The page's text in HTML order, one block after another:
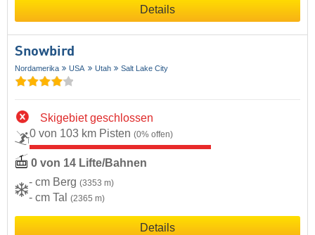
Details
Snowbird
Nordamerika USA Utah Salt Lake City
Skigebiet geschlossen
0 von 103 km Pisten (0% offen)
0 von 14 Lifte/Bahnen
- cm Berg (3353 m)
- cm Tal (2365 m)
Details